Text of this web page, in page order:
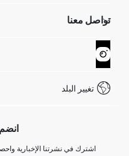
GIFT CLUB
عمليات الارجاع و الاستبدال السهلة
تتبع الشحنة
كيف يمكنك التسوق في ديفاكتو ؟
تواصل معنا
نموذج الاتصال
خدمة العملاء
تغيير البلد
اشترك في نشرتنا الإخبارية واحصل على خصم